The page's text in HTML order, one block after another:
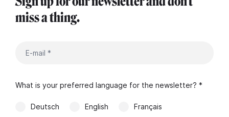
miss a thing.
What is your preferred language for the newsletter? *
Deutsch English Français